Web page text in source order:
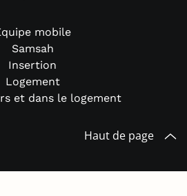
mobile
Samsah
Insertion
Logement
et dans le logement
Haut de page